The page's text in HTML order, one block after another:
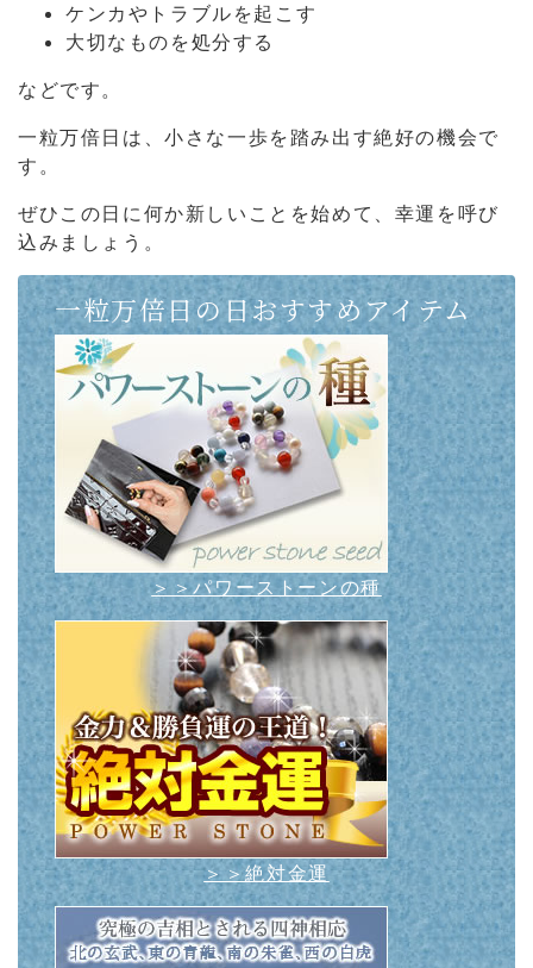
ケンカやトラブルを起こす
大切なものを処分する
などです。
一粒万倍日は、小さな一歩を踏み出す絶好の機会で
す。
ぜひこの日に何か新しいことを始めて、幸運を呼び
込みましょう。
一粒万倍日の日おすすめアイテム
＞＞パワーストーンの種
＞＞絶対金運